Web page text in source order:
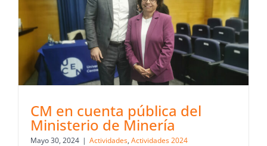
CM en cuenta pública del
Ministerio de Minería
Mayo 30, 2024 | Actividades, Actividades 2024